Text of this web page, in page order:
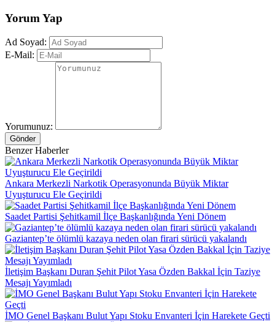
Yorum Yap
Ad Soyad:
E-Mail:
Yorumunuz:
Gönder
Benzer Haberler
Ankara Merkezli Narkotik Operasyonunda Büyük Miktar
Uyuşturucu Ele Geçirildi
Saadet Partisi Şehitkamil İlçe Başkanlığında Yeni Dönem
Gaziantep’te ölümlü kazaya neden olan firari sürücü yakalandı
İletişim Başkanı Duran Şehit Pilot Yasa Özden Bakkal İçin Taziye
Mesajı Yayımladı
İMO Genel Başkanı Bulut Yapı Stoku Envanteri İçin Harekete Geçti